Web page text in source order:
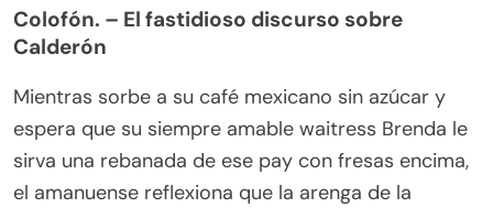
Colofón. – El fastidioso discurso sobre
Calderón
Mientras sorbe a su café mexicano sin azúcar y
espera que su siempre amable waitress Brenda le
sirva una rebanada de ese pay con fresas encima,
el amanuense reflexiona que la arenga de la